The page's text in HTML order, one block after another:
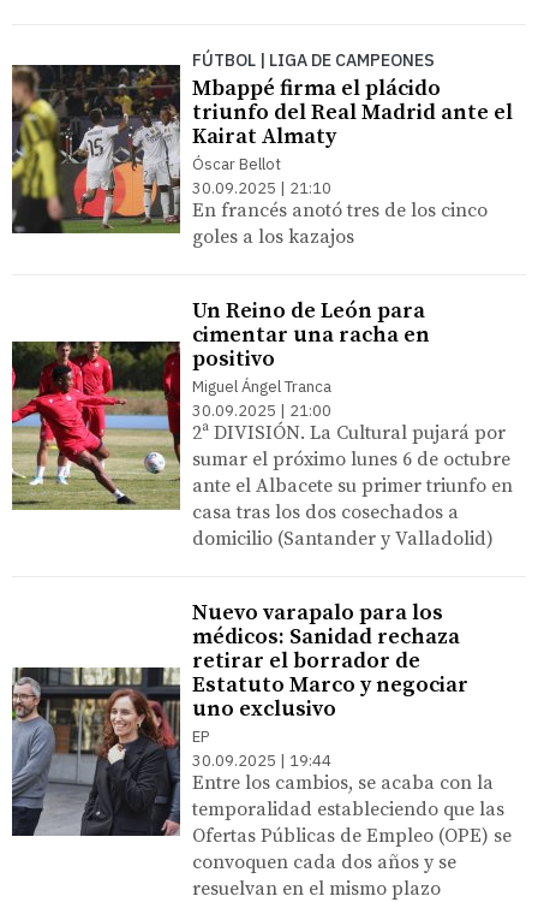
FÚTBOL | LIGA DE CAMPEONES
Mbappé firma el plácido
triunfo del Real Madrid ante el
Kairat Almaty
Óscar Bellot
30.09.2025 | 21:10
En francés anotó tres de los cinco
goles a los kazajos
Un Reino de León para
cimentar una racha en
positivo
Miguel Ángel Tranca
30.09.2025 | 21:00
2ª DIVISIÓN. La Cultural pujará por
sumar el próximo lunes 6 de octubre
ante el Albacete su primer triunfo en
casa tras los dos cosechados a
domicilio (Santander y Valladolid)
Nuevo varapalo para los
médicos: Sanidad rechaza
retirar el borrador de
Estatuto Marco y negociar
uno exclusivo
EP
30.09.2025 | 19:44
Entre los cambios, se acaba con la
temporalidad estableciendo que las
Ofertas Públicas de Empleo (OPE) se
convoquen cada dos años y se
resuelvan en el mismo plazo